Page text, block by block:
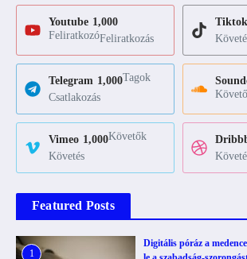
Youtube 1,000
FeliratkozóFeliratkozás
Tiktok
Telegram 1,000Tagok
Csatlakozás
Vimeo 1,000Követők
Követés
Featured Posts
1
Digitális póráz a